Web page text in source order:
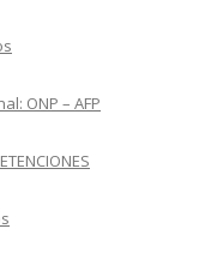
ONP – AFP